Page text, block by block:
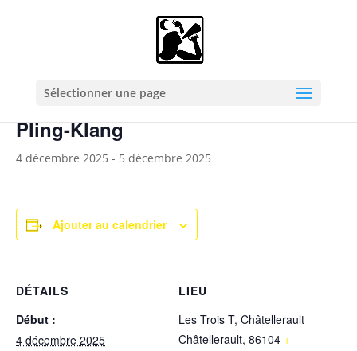
Sélectionner une page
Cet évènement est passé.
Pling-Klang
4 décembre 2025 - 5 décembre 2025
Ajouter au calendrier
DÉTAILS
Début :
4 décembre 2025
LIEU
Les Trois T, Châtellerault
Châtellerault, 86104 +